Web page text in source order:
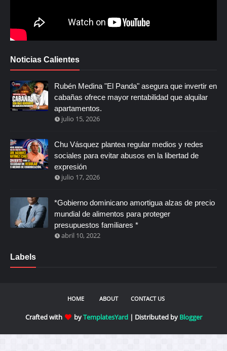
Noticias Calientes
Rubén Medina "El Panda" asegura que invertir en
cabañas ofrece mayor rentabilidad que alquilar
apartamentos.
julio 15, 2026
Chu Vásquez plantea regular medios y redes
sociales para evitar abusos en la libertad de
expresión
julio 17, 2026
*Gobierno dominicano amortigua alzas de precio
mundial de alimentos para proteger
presupuestos familiares *
abril 10, 2022
Labels
HOME ABOUT CONTACT US
Crafted with byTemplatesYard| Distributed by Blogger